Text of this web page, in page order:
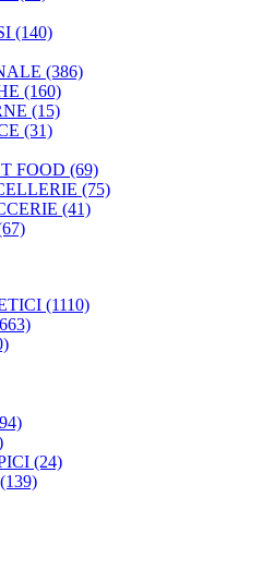
(140)
(386)
(160)
(15)
(31)
FOOD (69)
(75)
(41)
(1110)
(24)
(139)